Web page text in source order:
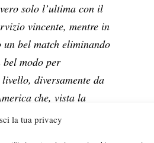
la tua privacy
solo l’ultima con il
vincente, mentre in
bel match eliminando
modo per
diversamente da
che, vista la
Futures. Dovendo poi,
e la